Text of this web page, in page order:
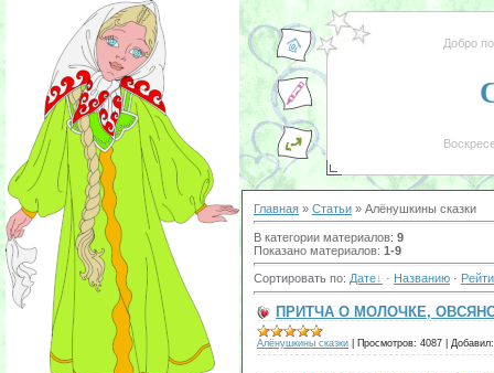
Добро
Главная » Статьи » Алёнушкины сказки
В категории материалов: 9
Показано материалов: 1-9
Сортировать по: Дате · Названию ·
ПРИТЧА О МОЛОЧКЕ,
Алёнушкины сказки Просмотров: 4087 Добавил: